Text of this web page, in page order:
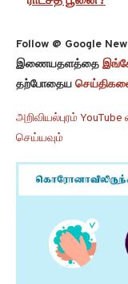
Follow @ Google
இணையதளத்தை
தற்போதைய
அறிவியல்புரம்
செய்யவும்